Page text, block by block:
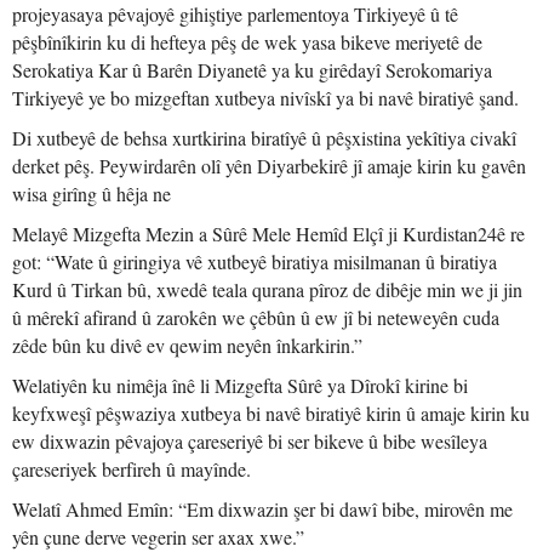
projeyasaya pêvajoyê gihiştiye parlementoya Tirkiyeyê û tê
pêşbînîkirin ku di hefteya pêş de wek yasa bikeve meriyetê de
Serokatiya Kar û Barên Diyanetê ya ku girêdayî Serokomariya
Tirkiyeyê ye bo mizgeftan xutbeya nivîskî ya bi navê biratiyê şand.
Di xutbeyê de behsa xurtkirina biratîyê û pêşxistina yekîtiya civakî
derket pêş. Peywirdarên olî yên Diyarbekirê jî amaje kirin ku gavên
wisa girîng û hêja ne
Melayê Mizgefta Mezin a Sûrê Mele Hemîd Elçî ji Kurdistan24ê re
got: “Wate û giringiya vê xutbeyê biratiya misilmanan û biratiya
Kurd û Tirkan bû, xwedê teala qurana pîroz de dibêje min we ji jin
û mêrekî afirand û zarokên we çêbûn û ew jî bi neteweyên cuda
zêde bûn ku divê ev qewim neyên înkarkirin.”
Welatiyên ku nimêja înê li Mizgefta Sûrê ya Dîrokî kirine bi
keyfxweşî pêşwaziya xutbeya bi navê biratiyê kirin û amaje kirin ku
ew dixwazin pêvajoya çareseriyê bi ser bikeve û bibe wesîleya
çareseriyek berfireh û mayînde.
Welatî Ahmed Emîn: “Em dixwazin şer bi dawî bibe, mirovên me
yên çune derve vegerin ser axax xwe.”